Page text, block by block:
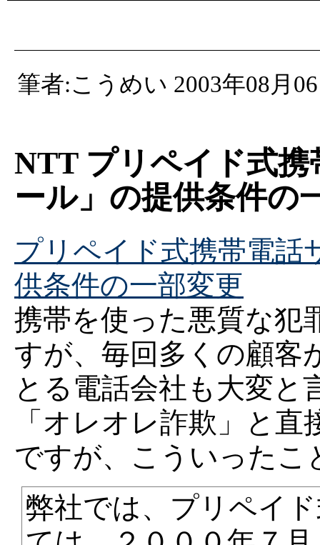
筆者:こうめい 2003年08月
NTT プリペイド式
ール」の提供条件の
プリペイド式携帯電話
供条件の一部変更
携帯を使った悪質な犯
すが、毎回多くの顧客
とる電話会社も大変と
「オレオレ詐欺」と
ですが、こういった
弊社では、プリペイ